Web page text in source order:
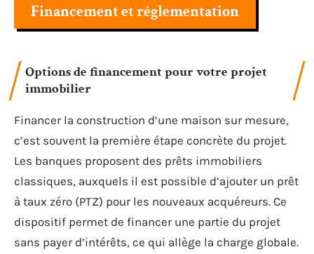
Financement et réglementation
Options de financement pour votre projet
immobilier
Financer la construction d’une maison sur mesure,
c’est souvent la première étape concrète du projet.
Les banques proposent des prêts immobiliers
classiques, auxquels il est possible d’ajouter un prêt
à taux zéro (PTZ) pour les nouveaux acquéreurs. Ce
dispositif permet de financer une partie du projet
sans payer d’intérêts, ce qui allège la charge globale.